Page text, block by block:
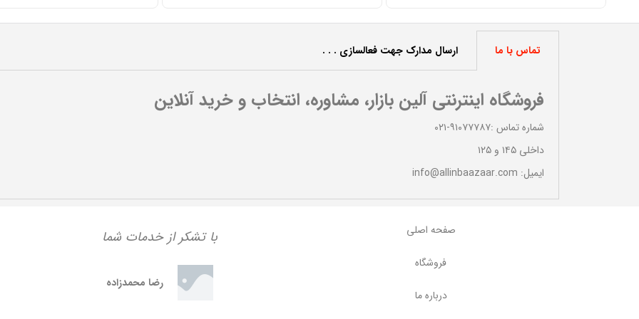
تماس با ما ارسال مدارک جهت فعالسازی . . .
فروشگاه اینترنتی آلین بازار، مشاوره، انتخاب و خرید آنلاین
شماره تماس :۹۱۰۷۷۷۸۷-۰۲۱
داخلی ۱۴۵ و ۱۲۵
ایمیل: info@allinbaazaar.com
صفحه اصلی
فروشگاه
درباره ما
بسیار عالی با تشکر از خدمات شما
رضا محمدزاده